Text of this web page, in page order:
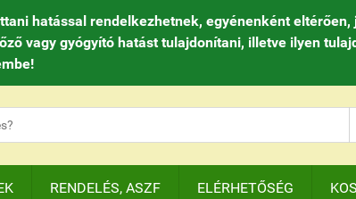
hatással rendelkezhetnek, egyénenként
vagy gyógyító hatást tulajdonítani, illetve ilyen
RENDELÉS, ASZF ELÉRHETŐSÉG